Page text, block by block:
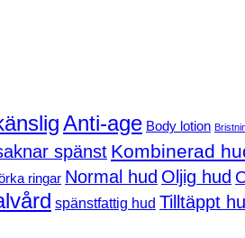
Anti-age Body lotion
spänst Kombinerad
ringar Normal hud Oljig hud
spänstfattig hud Tilltäppt